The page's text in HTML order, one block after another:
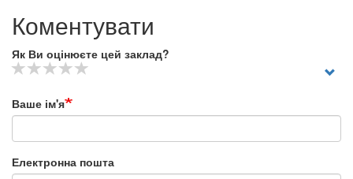
Коментувати
Як Ви оцінюєте цей заклад?
Ваше ім'я
Електронна пошта